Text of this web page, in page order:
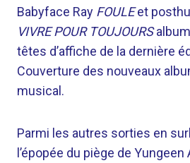
Babyface Ray FOULEet
VIVRE POUR TOUJOURS
têtes d’affiche de la dernière
Couverture des nouveaux
musical.
Parmi les autres sorties en
l’épopée du piège de Yungeen